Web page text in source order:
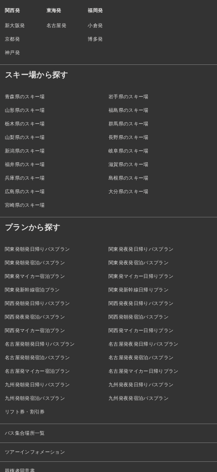
関西発
新大阪発
京都発
神戸発
東海発
名古屋発
福岡発
小倉発
博多発
スキー場から探す
青森県のスキー場 岩手県のスキー場
山形県のスキー場 福島県のスキー場
栃木県のスキー場 群馬県のスキー場
山梨県のスキー場 長野県のスキー場
新潟県のスキー場 岐阜県のスキー場
福井県のスキー場 滋賀県のスキー場
兵庫県のスキー場 島根県のスキー場
広島県のスキー場 大分県のスキー場
宮崎県のスキー場
プランから探す
関東発朝発日帰りバスプラン 関東発夜発日帰りバスプラン
関東発朝発宿泊バスプラン 関東発夜発宿泊バスプラン
関東発マイカー宿泊プラン 関東発マイカー日帰りプラン
関東発新幹線宿泊プラン 関東発新幹線日帰りプラン
関西発朝発日帰りバスプラン 関西発夜発日帰りバスプラン
関西発夜発宿泊バスプラン 関西発朝発宿泊バスプラン
関西発マイカー宿泊プラン 関西発マイカー日帰りプラン
名古屋発朝発日帰りバスプラン 名古屋発夜発日帰りバスプラン
名古屋発朝発宿泊バスプラン 名古屋発夜発宿泊バスプラン
名古屋発マイカー宿泊プラン 名古屋発マイカー日帰りプラン
九州発朝発日帰りバスプラン 九州発夜発日帰りバスプラン
九州発朝発宿泊バスプラン 九州発夜発宿泊バスプラン
リフト券・割引券
バス集合場所一覧
ツアーインフォメーション
親権者同意書